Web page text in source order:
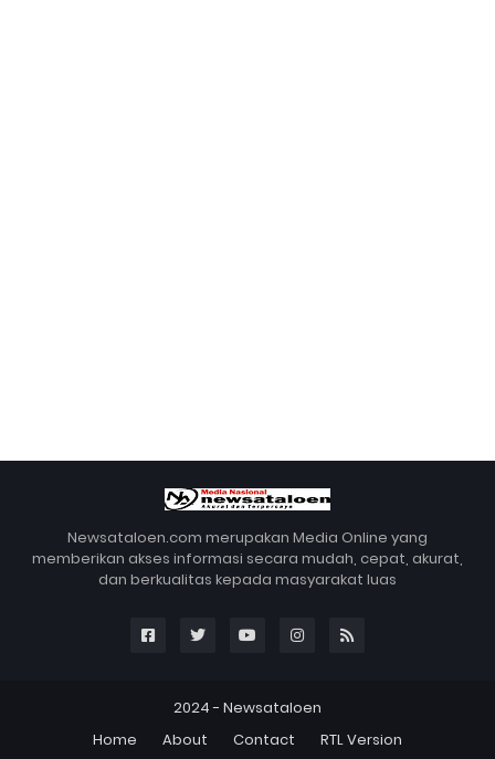
Newsataloen.com merupakan Media Online yang
memberikan akses informasi secara mudah, cepat, akurat,
dan berkualitas kepada masyarakat luas
2024 - Newsataloen
Home
About Contact RTL Version